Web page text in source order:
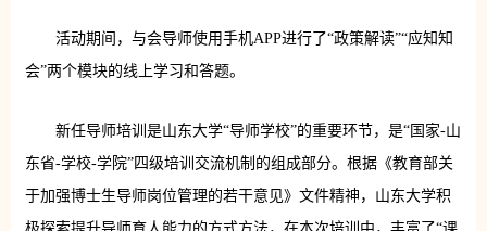
活动期间，与会导师使用手机APP进行了“政策解读”“应知知
会”两个模块的线上学习和答题。
新任导师培训是山东大学“导师学校”的重要环节，是“国家-山
东省-学校-学院”四级培训交流机制的组成部分。根据《教育部关
于加强博士生导师岗位管理的若干意见》文件精神，山东大学积